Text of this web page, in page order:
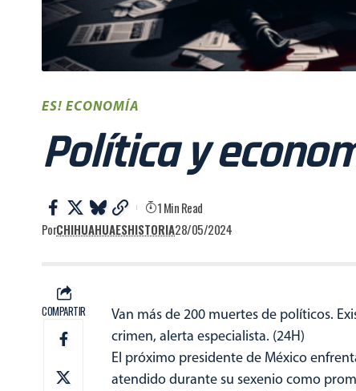
ES! ECONOMÍA
Política y
PorCHIHUAHUAESHISTORIA28/05/2024
1 Min Read
COMPARTIR
Van más de 200 muertes de políticos.
crimen, alerta especialista. (24H)
El próximo presidente de México
atendido durante su sexenio como